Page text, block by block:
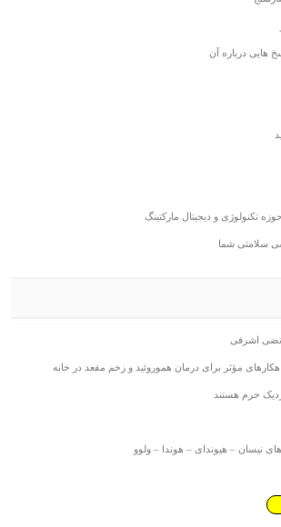
هایی درباره آن
اشرفی
مؤثر برای درمان هموروئید و زخم مقعد در خانه
حرم هستند
نیسان – هیوندای – هوندا – ولوو